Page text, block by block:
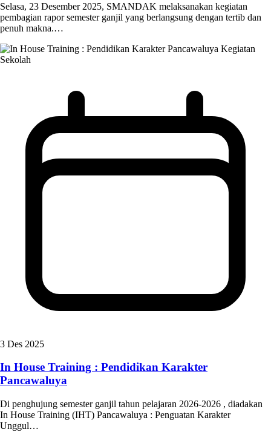
Selasa, 23 Desember 2025, SMANDAK melaksanakan kegiatan
pembagian rapor semester ganjil yang berlangsung dengan tertib dan
penuh makna.…
Kegiatan
Sekolah
3 Des 2025
In House Training : Pendidikan Karakter
Pancawaluya
Di penghujung semester ganjil tahun pelajaran 2026-2026 , diadakan
In House Training (IHT) Pancawaluya : Penguatan Karakter
Unggul…